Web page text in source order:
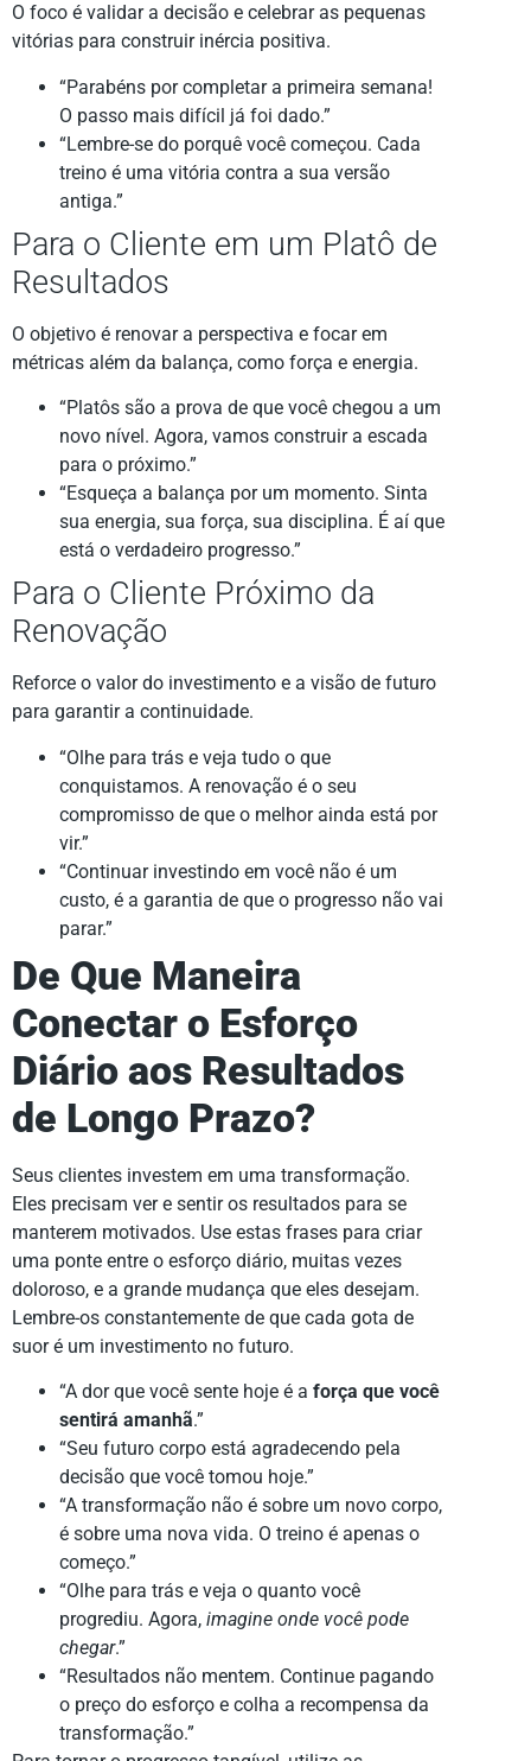
O foco é validar a decisão e celebrar as pequenas
vitórias para construir inércia positiva.
“Parabéns por completar a primeira semana!
O passo mais difícil já foi dado.”
“Lembre-se do porquê você começou. Cada
treino é uma vitória contra a sua versão
antiga.”
Para o Cliente em um Platô de
Resultados
O objetivo é renovar a perspectiva e focar em
métricas além da balança, como força e energia.
“Platôs são a prova de que você chegou a um
novo nível. Agora, vamos construir a escada
para o próximo.”
“Esqueça a balança por um momento. Sinta
sua energia, sua força, sua disciplina. É aí que
está o verdadeiro progresso.”
Para o Cliente Próximo da
Renovação
Reforce o valor do investimento e a visão de futuro
para garantir a continuidade.
“Olhe para trás e veja tudo o que
conquistamos. A renovação é o seu
compromisso de que o melhor ainda está por
vir.”
“Continuar investindo em você não é um
custo, é a garantia de que o progresso não vai
parar.”
De Que Maneira
Conectar o Esforço
Diário aos Resultados
de Longo Prazo?
Seus clientes investem em uma transformação.
Eles precisam ver e sentir os resultados para se
manterem motivados. Use estas frases para criar
uma ponte entre o esforço diário, muitas vezes
doloroso, e a grande mudança que eles desejam.
Lembre-os constantemente de que cada gota de
suor é um investimento no futuro.
“A dor que você sente hoje é a força que você
sentirá amanhã.”
“Seu futuro corpo está agradecendo pela
decisão que você tomou hoje.”
“A transformação não é sobre um novo corpo,
é sobre uma nova vida. O treino é apenas o
começo.”
“Olhe para trás e veja o quanto você
progrediu. Agora, imagine onde você pode
chegar.”
“Resultados não mentem. Continue pagando
o preço do esforço e colha a recompensa da
transformação.”